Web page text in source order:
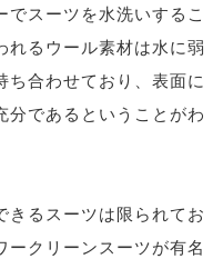
スーツを水洗いするこ
れるウール素材は水に弱
ち合わせており、表面に
分であるということがわ
きるスーツは限られてお
ークリーンスーツが有名